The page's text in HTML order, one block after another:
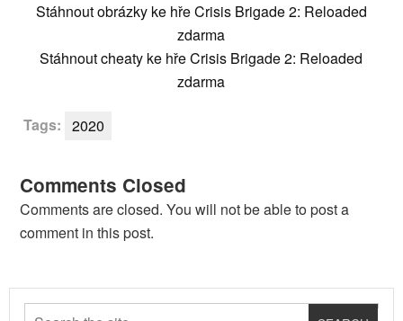
Stáhnout obrázky ke hře Crisis Brigade 2: Reloaded
zdarma
Stáhnout cheaty ke hře Crisis Brigade 2: Reloaded
zdarma
Tags: 2020
Comments Closed
Comments are closed. You will not be able to post a
comment in this post.